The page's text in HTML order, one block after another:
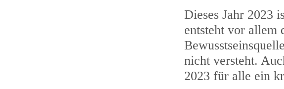
Dieses Jahr 2023
entsteht vor allem
nicht versteht.
2023 für alle ein